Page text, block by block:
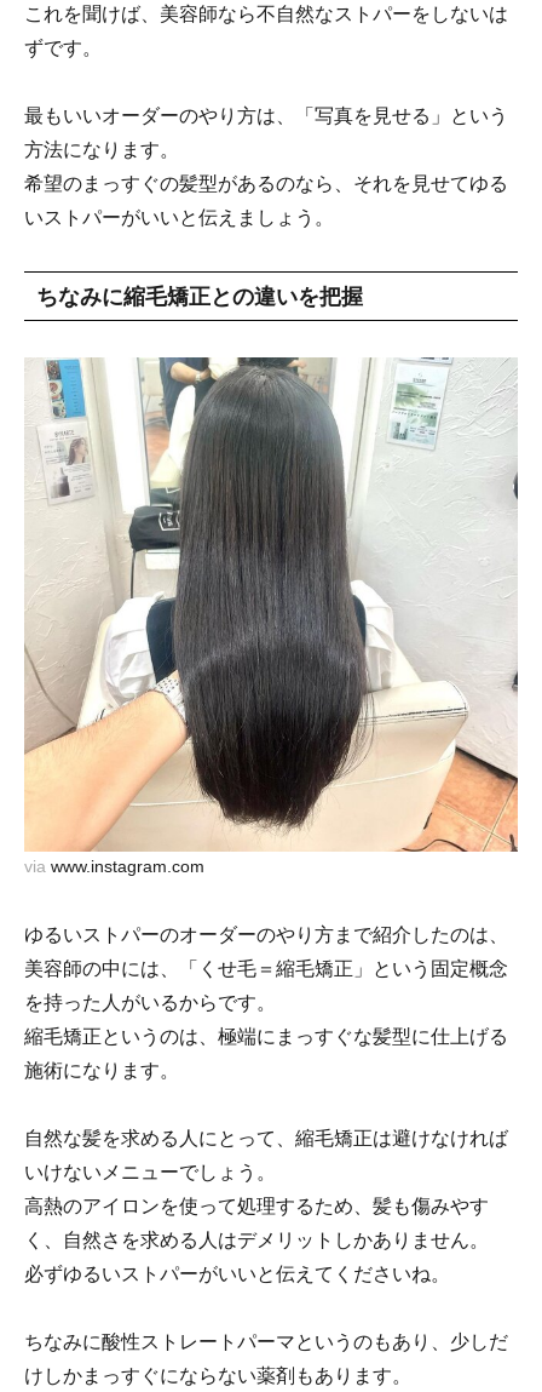
これを聞けば、美容師なら不自然なストパーをしないは
ずです。
最もいいオーダーのやり方は、「写真を見せる」という
方法になります。
希望のまっすぐの髪型があるのなら、それを見せてゆる
いストパーがいいと伝えましょう。
ちなみに縮毛矯正との違いを把握
via www.instagram.com
ゆるいストパーのオーダーのやり方まで紹介したのは、
美容師の中には、「くせ毛＝縮毛矯正」という固定概念
を持った人がいるからです。
縮毛矯正というのは、極端にまっすぐな髪型に仕上げる
施術になります。
自然な髪を求める人にとって、縮毛矯正は避けなければ
いけないメニューでしょう。
高熱のアイロンを使って処理するため、髪も傷みやす
く、自然さを求める人はデメリットしかありません。
必ずゆるいストパーがいいと伝えてくださいね。
ちなみに酸性ストレートパーマというのもあり、少しだ
けしかまっすぐにならない薬剤もあります。